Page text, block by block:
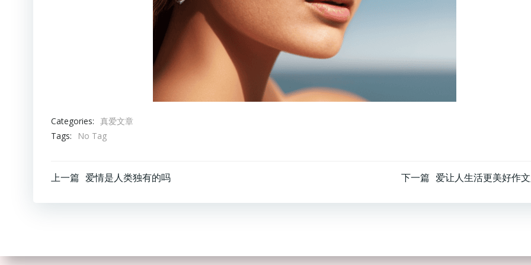
Categories: 真爱文章
Tags:
No Tag
文
章
上一篇 爱情是人类独有的吗
章
下一篇 爱让人生活更美好作